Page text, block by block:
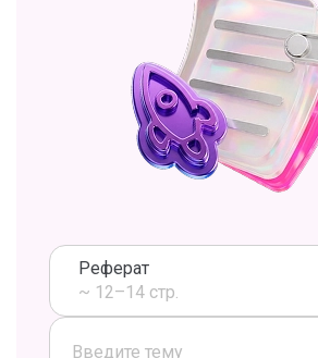
Реферат
~ 12–14 стр.